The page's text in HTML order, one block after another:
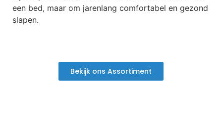
een bed, maar om jarenlang comfortabel en gezond
slapen.
Bekijk ons Assortiment